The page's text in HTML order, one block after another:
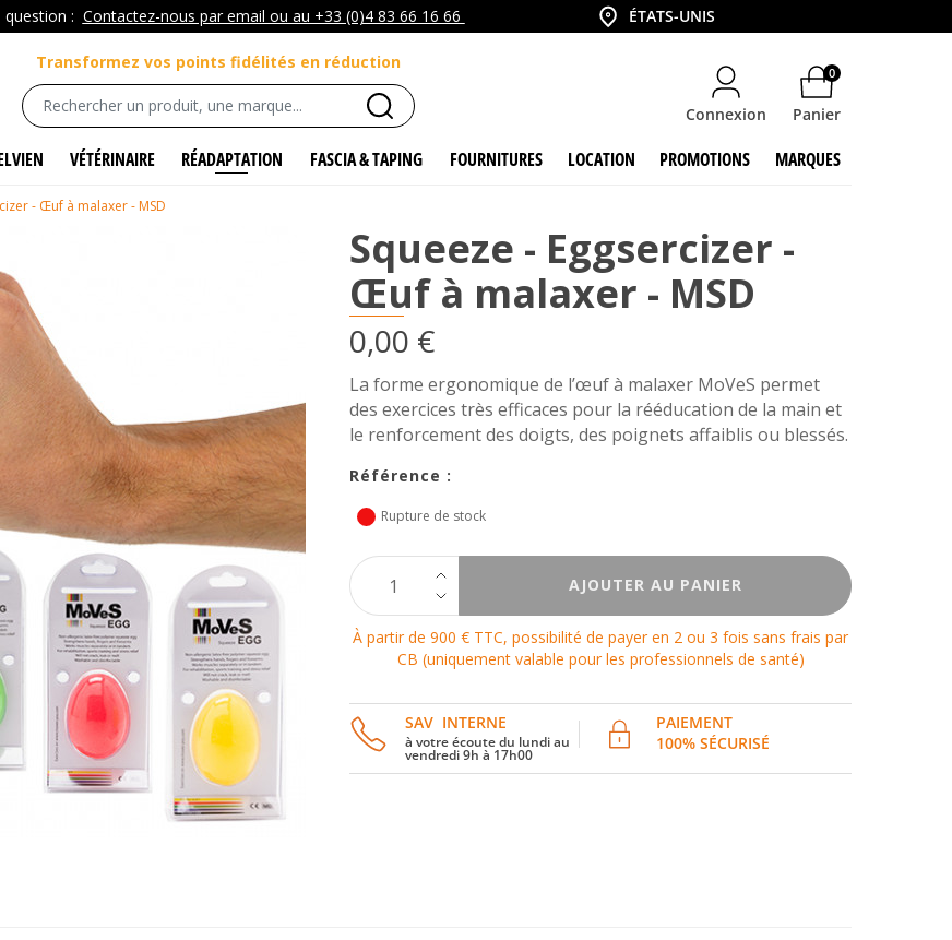
question : Contactez-nous par email ou au +33 (0)4 83 66 16 66 CountryÉTATS-UNIS
Transformez vos points fidélités en réduction
Connexion Panier
0
VÉTÉRINAIRE RÉADAPTATION FASCIA & TAPING FOURNITURES LOCATION PROMOTIONS MARQUES
- Œuf à malaxer - MSD
Squeeze - Eggsercizer -
Œuf à malaxer - MSD
0,00 €
La forme ergonomique de l’œuf à malaxer MoVeS permet
des exercices très efficaces pour la rééducation de la main et
le renforcement des doigts, des poignets affaiblis ou blessés.
Référence :
Rupture de stock
AJOUTER AU PANIER
À partir de 900 € TTC, possibilité de payer en 2 ou 3 fois sans frais par
CB (uniquement valable pour les professionnels de santé)
SAV INTERNE
à votre écoute du lundi au
vendredi 9h à 17h00
PAIEMENT
100% SÉCURISÉ